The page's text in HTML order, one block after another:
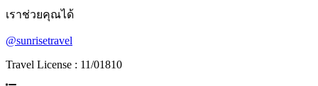
เราช่วยคุณได้
@sunrisetravel
Travel License : 11/01810